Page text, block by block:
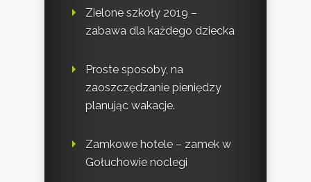
Zielone szkoły 2019 –
zabawa dla każdego dziecka
Proste sposoby, na
zaoszczędzanie pieniędzy
planując wakacje.
Zamkowe hotele – zamek w
Gołuchowie noclegi